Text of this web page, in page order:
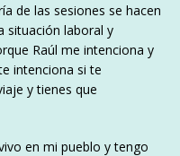
de las sesiones se hacen
situación laboral y
Raúl me intenciona y
intenciona si te
y tienes que
en mi pueblo y tengo